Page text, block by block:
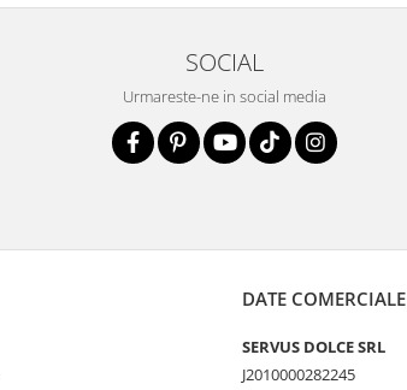
SOCIAL
Urmareste-ne in social media
DATE COMERCIALE
SERVUS DOLCE SRL
J2010000282245